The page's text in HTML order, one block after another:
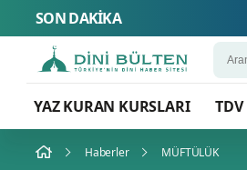
SON DAKİKA
YAZ KURAN KURSLARI TDV
Haberler MÜFTÜLÜK